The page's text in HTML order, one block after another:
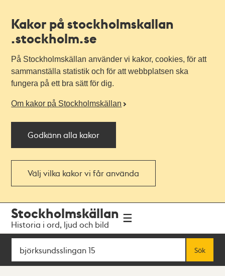
Kakor på stockholmskallan
.stockholm.se
På Stockholmskällan använder vi kakor, cookies, för att
sammanställa statistik och för att webbplatsen ska
fungera på ett bra sätt för dig.
Om kakor på Stockholmskällan
Godkänn alla kakor
Välj vilka kakor vi får använda
navigationen
huvudinnehållet
Stockholmskällan
Historia i ord, ljud och bild
Sök
Sök